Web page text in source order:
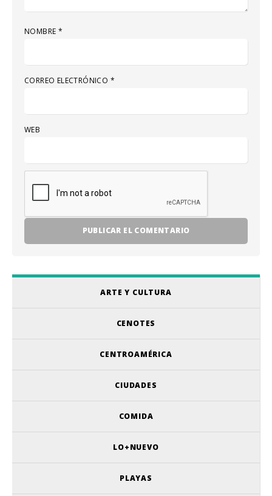
NOMBRE *
CORREO ELECTRÓNICO *
WEB
ARTE Y CULTURA
CENOTES
CENTROAMÉRICA
CIUDADES
COMIDA
LO+NUEVO
PLAYAS